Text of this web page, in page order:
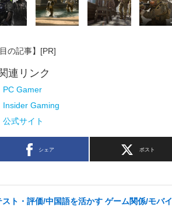
目の記事】[PR]
連リンク
PC Gamer
Insider Gaming
公式サイト
シェア ポスト
スト・評価/中国語を活かす ゲーム関係/モバイ